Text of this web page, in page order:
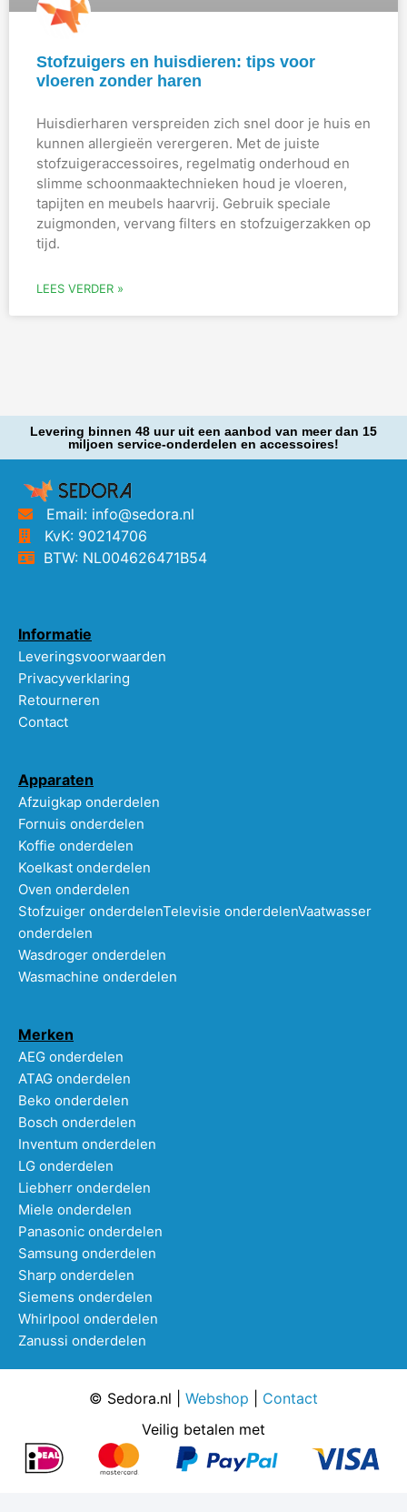
Stofzuigers en huisdieren: tips voor
vloeren zonder haren
Huisdierharen verspreiden zich snel door je huis en
kunnen allergieën verergeren. Met de juiste
stofzuigeraccessoires, regelmatig onderhoud en
slimme schoonmaaktechnieken houd je vloeren,
tapijten en meubels haarvrij. Gebruik speciale
zuigmonden, vervang filters en stofzuigerzakken op
tijd.
LEES VERDER »
Levering binnen 48 uur uit een aanbod van meer dan 15
miljoen service-onderdelen en accessoires!
Email: info@sedora.nl
KvK: 90214706
BTW: NL004626471B54
Informatie
Leveringsvoorwaarden
Privacyverklaring
Retourneren
Contact
Apparaten
Afzuigkap onderdelen
Fornuis onderdelen
Koffie onderdelen
Koelkast onderdelen
Oven onderdelen
Stofzuiger onderdelenTelevisie onderdelenVaatwasser
onderdelen
Wasdroger onderdelen
Wasmachine onderdelen
Merken
AEG onderdelen
ATAG onderdelen
Beko onderdelen
Bosch onderdelen
Inventum onderdelen
LG onderdelen
Liebherr onderdelen
Miele onderdelen
Panasonic onderdelen
Samsung onderdelen
Sharp onderdelen
Siemens onderdelen
Whirlpool onderdelen
Zanussi onderdelen
© Sedora.nl | Webshop
Contact
Veilig betalen met